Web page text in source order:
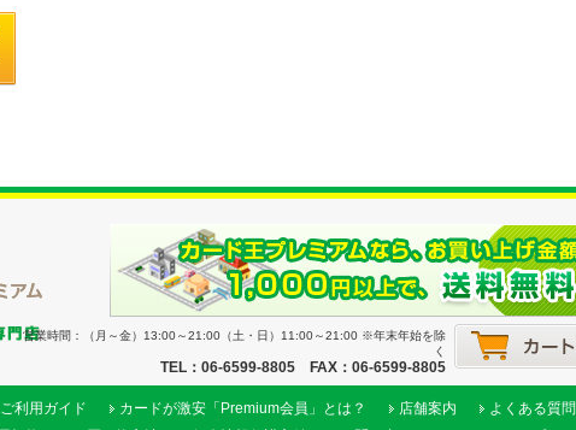
営業時間：（月～金）13:00～21:00（土・日）11:00～21:00 ※年末年始を除
く
TEL：06-6599-8805 FAX：06-6599-8805
ご利用ガイド カードが激安「Premium会員」とは？ 店舗案内 よくある質問